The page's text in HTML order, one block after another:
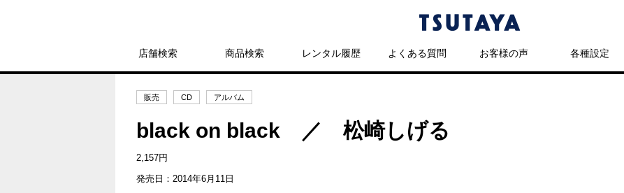
店舗検索 商品検索 レンタル履歴 よくある質問 お客様の声 各種設定
販売 CD アルバム
black on black ／ 松崎しげる
2,157円
発売日：2014年6月11日